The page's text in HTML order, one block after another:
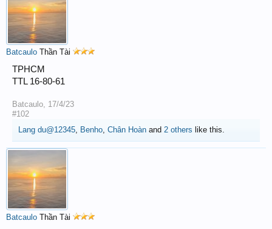
Batcaulo Thần Tài
TPHCM
TTL 16-80-61
Batcaulo, 17/4/23
#102
Lang du@12345, Benho, Chân Hoàn and 2 others like this.
Batcaulo Thần Tài